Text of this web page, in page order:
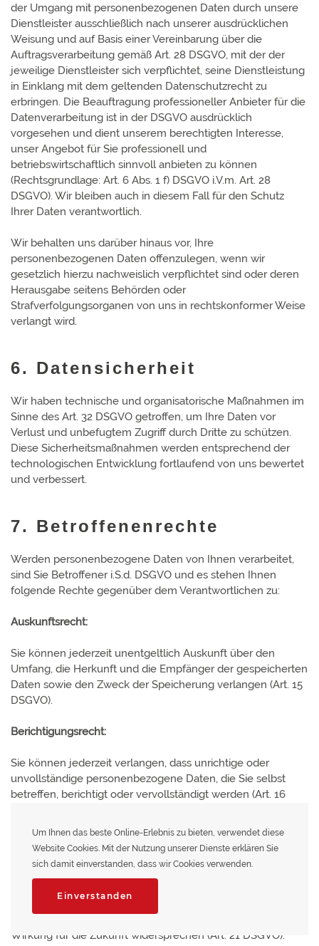
Um Ihnen das beste Online-Erlebnis zu bieten, verwendet diese
Website Cookies. Mit der Nutzung unserer Dienste erklären Sie
sich damit einverstanden, dass wir Cookies verwenden.
Einverstanden
der Umgang mit personenbezogenen Daten durch unsere
Dienstleister ausschließlich nach unserer ausdrücklichen
Weisung und auf Basis einer Vereinbarung über die
Auftragsverarbeitung gemäß Art. 28 DSGVO, mit der der
jeweilige Dienstleister sich verpflichtet, seine Dienstleistung
in Einklang mit dem geltenden Datenschutzrecht zu
erbringen. Die Beauftragung professioneller Anbieter für die
Datenverarbeitung ist in der DSGVO ausdrücklich
vorgesehen und dient unserem berechtigten Interesse,
unser Angebot für Sie professionell und
betriebswirtschaftlich sinnvoll anbieten zu können
(Rechtsgrundlage: Art. 6 Abs. 1 f) DSGVO i.V.m. Art. 28
DSGVO). Wir bleiben auch in diesem Fall für den Schutz
Ihrer Daten verantwortlich.
Wir behalten uns darüber hinaus vor, Ihre
personenbezogenen Daten offenzulegen, wenn wir
gesetzlich hierzu nachweislich verpflichtet sind oder deren
Herausgabe seitens Behörden oder
Strafverfolgungsorganen von uns in rechtskonformer Weise
verlangt wird.
6. Datensicherheit
Wir haben technische und organisatorische Maßnahmen im
Sinne des Art. 32 DSGVO getroffen, um Ihre Daten vor
Verlust und unbefugtem Zugriff durch Dritte zu schützen.
Diese Sicherheitsmaßnahmen werden entsprechend der
technologischen Entwicklung fortlaufend von uns bewertet
und verbessert.
7. Betroffenenrechte
Werden personenbezogene Daten von Ihnen verarbeitet,
sind Sie Betroffener i.S.d. DSGVO und es stehen Ihnen
folgende Rechte gegenüber dem Verantwortlichen zu:
Auskunftsrecht:
Sie können jederzeit unentgeltlich Auskunft über den
Umfang, die Herkunft und die Empfänger der gespeicherten
Daten sowie den Zweck der Speicherung verlangen (Art. 15
DSGVO).
Berichtigungsrecht:
Sie können jederzeit verlangen, dass unrichtige oder
unvollständige personenbezogene Daten, die Sie selbst
betreffen, berichtigt oder vervollständigt werden (Art. 16
Widerspruchsrecht:
Wirkung für die Zukunft widersprechen (Art. 21 DSGVO).